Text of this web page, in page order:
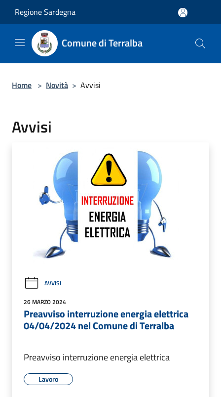
Regione Sardegna
Comune di Terralba
Home > Novità > Avvisi
Avvisi
AVVISI
26 MARZO 2024
Preavviso interruzione energia elettrica
04/04/2024 nel Comune di Terralba
Preavviso interruzione energia elettrica
Lavoro